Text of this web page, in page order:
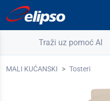
Traži uz pomoć AI
MALI KUĆANSKI Tosteri